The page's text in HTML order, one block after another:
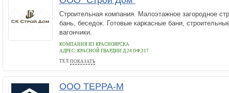
Строительная компания. Малоэтажное загородное
бань, беседок. Готовые каркасные бани,
вагончики.
КОМПАНИЯ ИЗ КРАСНОЯРСКА
АДРЕС: КРАСНОЙ ГВАРДИИ Д.24 ОФ.317
ТЕЛ:ПОКАЗАТЬ
89535884018
ООО ТЕРРА-М